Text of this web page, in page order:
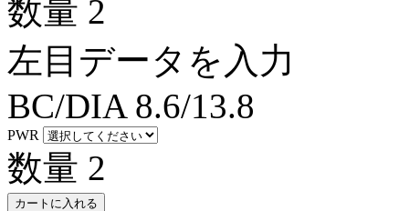
数量 2
左目データを入力
BC/DIA 8.6/13.8
PWR
数量 2
カートに入れる